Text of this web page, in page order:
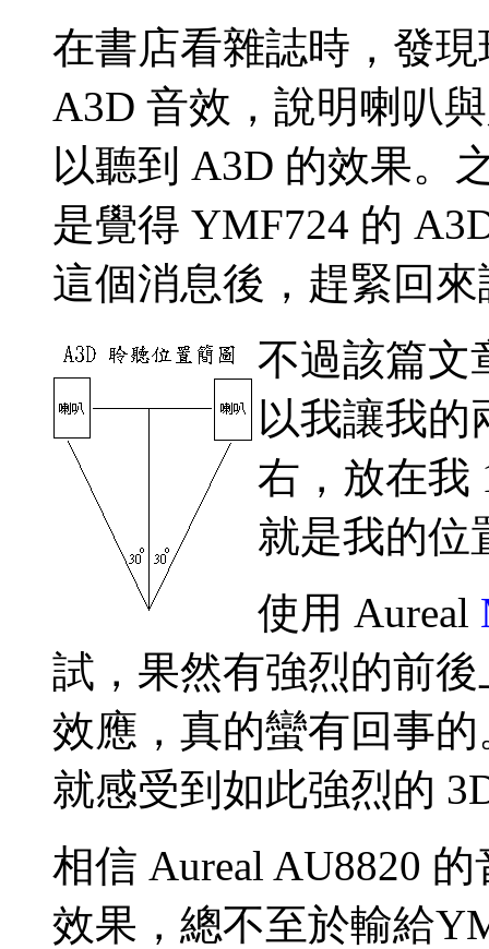
在書店看雜誌時，發
A3D 音效，說明喇叭
以聽到 A3D 的效果。
是覺得 YMF724 的
這個消息後，趕緊回
不過該篇文
以我讓我的
右，放在我
就是我的位
使用 Aureal
試，果然有強烈的前
效應，真的蠻有回事
就感受到如此強烈的
相信 Aureal AU8820
效果，總不至於輸給